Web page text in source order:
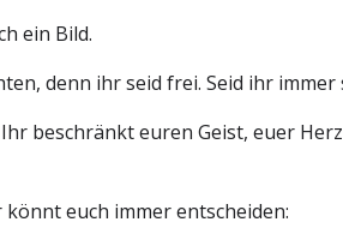
ein Bild.
denn ihr seid frei. Seid ihr
beschränkt euren Geist, euer
euch immer entscheiden: